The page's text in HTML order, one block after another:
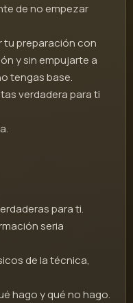
de no empezar
tu preparación con
y sin empujarte a
tengas base.
verdadera para ti
para ti.
seria
de la técnica,
hago y qué no hago.